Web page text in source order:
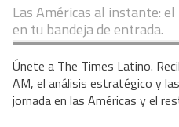
Las Américas al instante:
en tu bandeja de entrada.
Únete a The Times Latino.
AM, el análisis estratégico y
jornada en las Américas y el